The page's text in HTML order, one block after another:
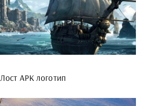
Лост АРК логотип